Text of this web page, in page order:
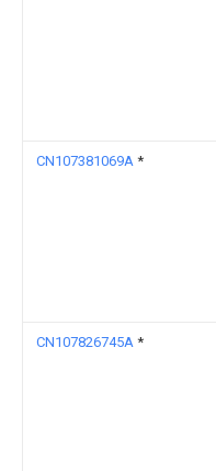
CN107381069A *
CN107826745A *